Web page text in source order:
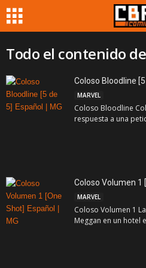
Todo el contenido
Coloso Bloodline
MARVEL
Coloso Bloodline
respuesta a una
Coloso Volumen 1
MARVEL
Coloso Volumen 1
Meggan en un hotel